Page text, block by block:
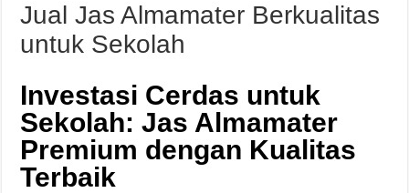
Jual Jas Almamater Berkualitas
untuk Sekolah
Investasi Cerdas untuk
Sekolah: Jas Almamater
Premium dengan Kualitas
Terbaik